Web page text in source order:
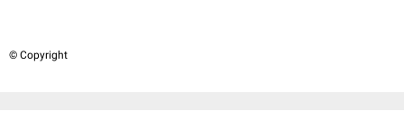
© Copyright